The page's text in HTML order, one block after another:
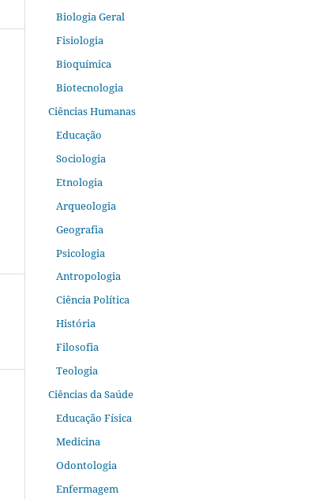
Biologia Geral
Fisiologia
Bioquímica
Biotecnologia
Ciências Humanas
Educação
Sociologia
Etnologia
Arqueologia
Geografia
Psicologia
Antropologia
Ciência Política
História
Filosofia
Teologia
Ciências da Saúde
Educação Física
Medicina
Odontologia
Enfermagem